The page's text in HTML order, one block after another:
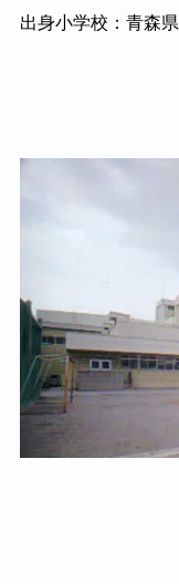
出身小学校：青森県